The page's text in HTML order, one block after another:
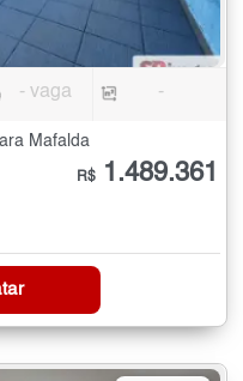
- vaga -
Mafalda
R$ 1.489.361